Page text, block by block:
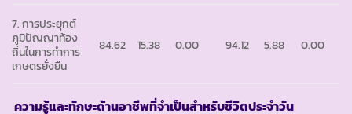
7. การประยุกต์
ภูมิปัญญาท้อง
ถิ่นในการทำการ
เกษตรยั่งยืน
84.62 15.38 0.00 94.12 5.88 0.00
ความรู้และทักษะด้านอาชีพที่จำเป็นสำหรับชีวิตประจำวัน